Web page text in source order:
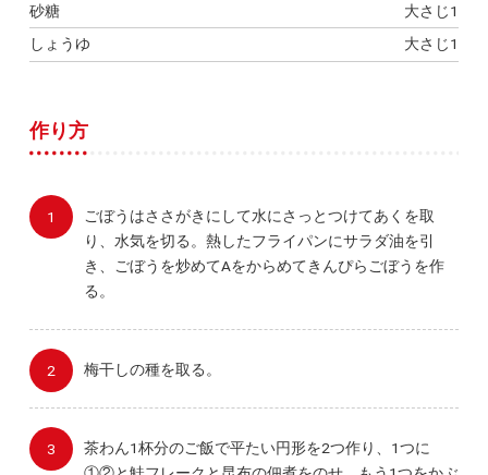
砂糖
大さじ1
しょうゆ
大さじ1
作り方
ごぼうはささがきにして水にさっとつけてあくを取
り、水気を切る。熱したフライパンにサラダ油を引
き、ごぼうを炒めてAをからめてきんぴらごぼうを作
る。
梅干しの種を取る。
茶わん1杯分のご飯で平たい円形を2つ作り、1つに